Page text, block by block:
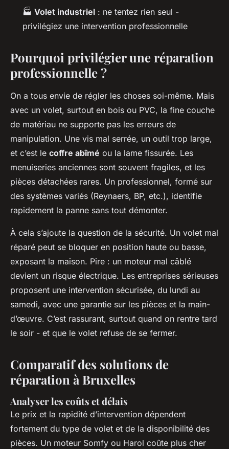
🏭 Volet industriel : ne tentez rien seul -
privilégiez une intervention professionnelle
Pourquoi privilégier une réparation
professionnelle ?
On a tous envie de régler les choses soi-même. Mais
avec un volet, surtout en bois ou PVC, la fine couche
de matériau ne supporte pas les erreurs de
manipulation. Une vis mal serrée, un outil trop large,
et c’est le coffre abîmé ou la lame fissurée. Les
menuiseries anciennes sont souvent fragiles, et les
pièces détachées rares. Un professionnel, formé sur
des systèmes variés (Reynaers, BP, etc.), identifie
rapidement la panne sans tout démonter.
À cela s’ajoute la question de la sécurité. Un volet mal
réparé peut se bloquer en position haute ou basse,
exposant la maison. Pire : un moteur mal câblé
devient un risque électrique. Les entreprises sérieuses
proposent une intervention sécurisée, du lundi au
samedi, avec une garantie sur les pièces et la main-
d’œuvre. C’est rassurant, surtout quand on rentre tard
le soir - et que le volet refuse de se fermer.
Comparatif des solutions de
réparation à Bruxelles
Analyser les coûts et délais
Le prix et la rapidité d’intervention dépendent
fortement du type de volet et de la disponibilité des
pièces. Un moteur Somfy ou Harol coûte plus cher